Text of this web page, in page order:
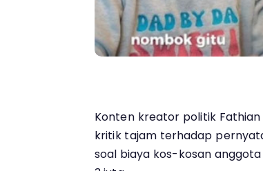
Konten kreator politik
kritik tajam terhadap
soal biaya kos-kosan